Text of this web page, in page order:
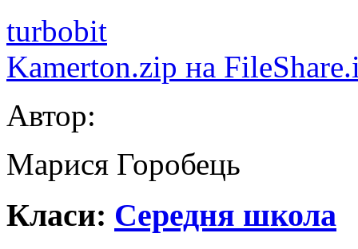
turbobit
Kamerton.zip на
Автор:
Марися Горобець
Класи: Середня школа